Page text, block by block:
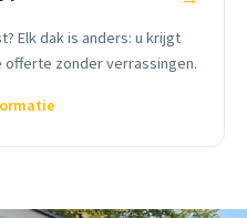
Elk dak is anders: u krijgt
zonder verrassingen.